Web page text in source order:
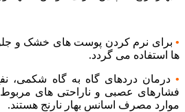
• برای نرم کردن پوست های خشک و
ها استفاده می گردد.
•درمان دردهای گاه به گاه شکمی،
فشارهای عصبی و ناراحتی های مربوط
موارد مصرف اسانس بهار نارنج هستند.